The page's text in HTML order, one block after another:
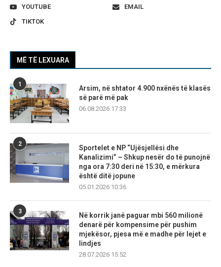
YOUTUBE
EMAIL
TIKTOK
MË TË LEXUARA
1
Arsim, në shtator 4.900 nxënës të klasës
së parë më pak
06.08.2026 17:33
2
Sportelet e NP “Ujësjellësi dhe
Kanalizimi” – Shkup nesër do të punojnë
nga ora 7:30 deri në 15:30, e mërkura
është ditë jopune
05.01.2026 10:36
3
Në korrik janë paguar mbi 560 milionë
denarë për kompensime për pushim
mjekësor, pjesa më e madhe për lejet e
lindjes
28.07.2026 15:52